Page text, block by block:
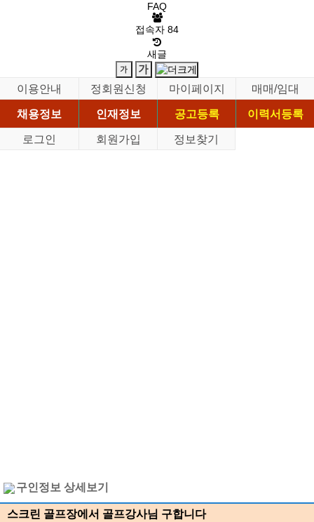
FAQ
접속자 84
새글
이용안내 정회원신청 마이페이지
매매/임대
채용정보
인재정보 공고등록
이력서등록
로그인
회원가입 정보찾기
구인정보 상세보기
스크린 골프장에서 골프강사님 구합니다